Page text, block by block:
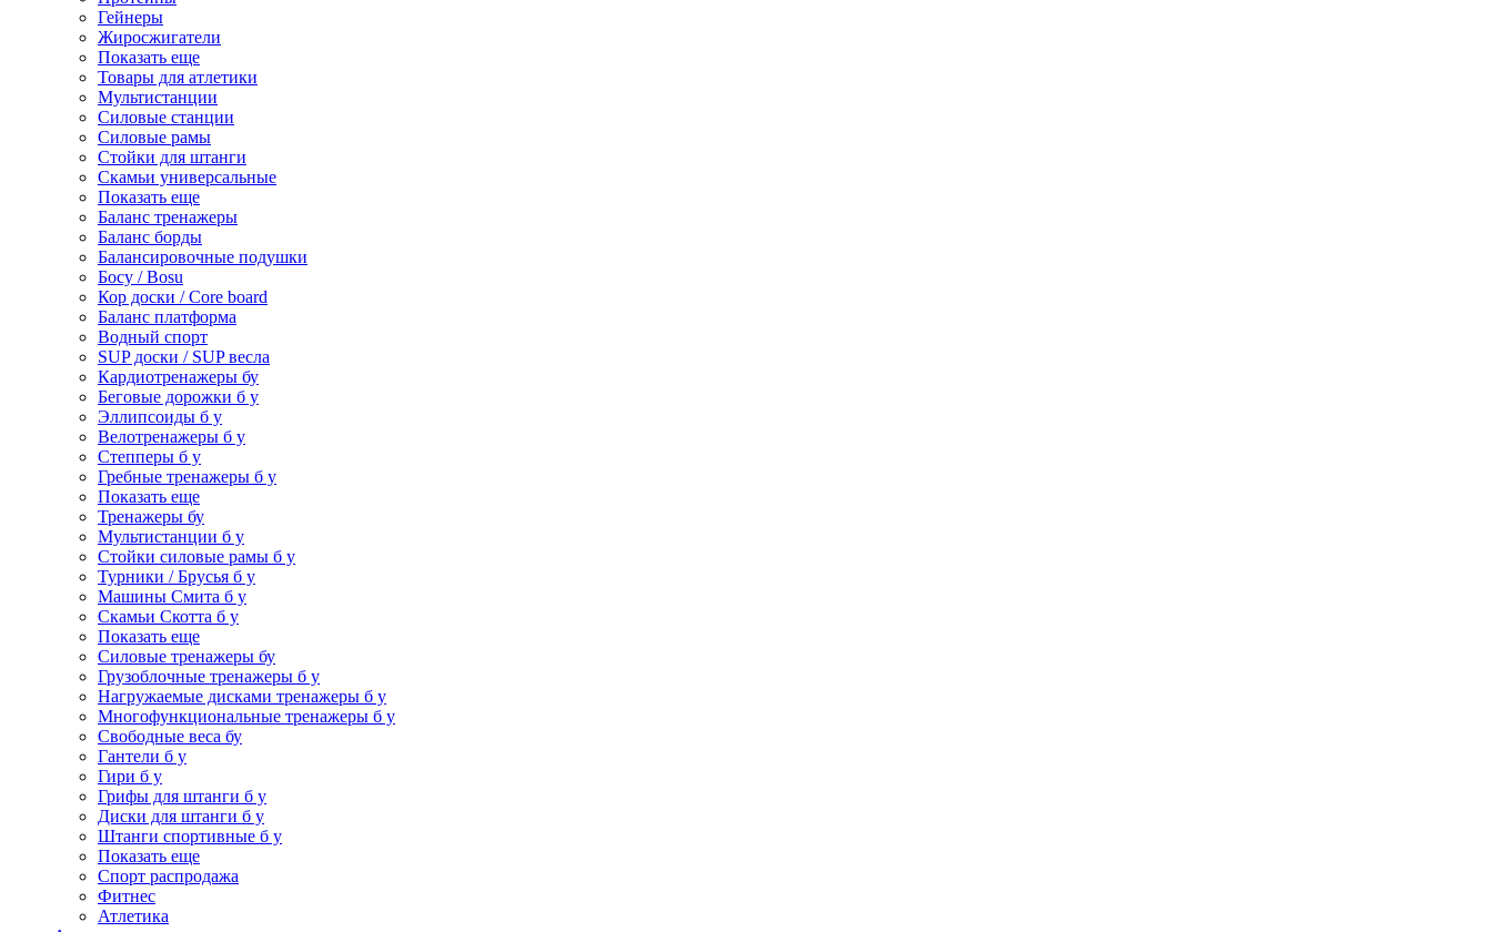
Гейнеры
Жиросжигатели
Показать еще
Товары для атлетики
Мультистанции
Силовые станции
Силовые рамы
Стойки для штанги
Скамьи универсальные
Показать еще
Баланс тренажеры
Баланс борды
Балансировочные подушки
Босу / Bosu
Кор доски / Core board
Баланс платформа
Водный спорт
SUP доски / SUP весла
Кардиотренажеры бу
Беговые дорожки б у
Эллипсоиды б у
Велотренажеры б у
Степперы б у
Гребные тренажеры б у
Показать еще
Тренажеры бу
Мультистанции б у
Стойки силовые рамы б у
Турники / Брусья б у
Машины Смита б у
Скамьи Скотта б у
Показать еще
Силовые тренажеры бу
Грузоблочные тренажеры б у
Нагружаемые дисками тренажеры б у
Многофункциональные тренажеры б у
Свободные веса бу
Гантели б у
Гири б у
Грифы для штанги б у
Диски для штанги б у
Штанги спортивные б у
Показать еще
Спорт распродажа
Фитнес
Атлетика